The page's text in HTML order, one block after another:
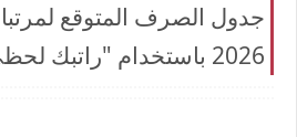
2026 باستخدام "راتبك لحظي"